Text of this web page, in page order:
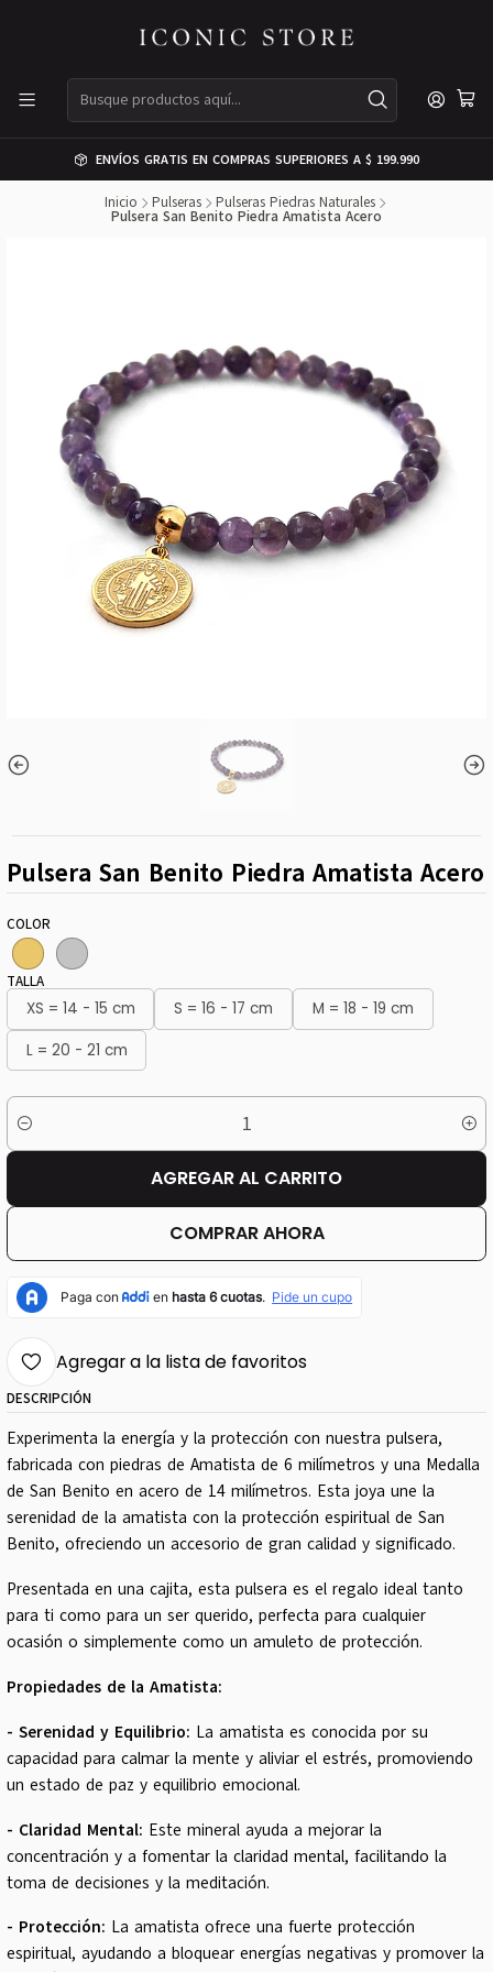
ENVÍOS GRATIS EN COMPRAS SUPERIORES A $ 199.990
Inicio Pulseras Pulseras Piedras Naturales
Pulsera San Benito Piedra Amatista Acero
Pulsera San Benito Piedra Amatista Acero
COLOR
TALLA
XS = 14 - 15 cm S = 16 - 17 cm
M = 18 - 19 cm
L = 20 - 21 cm
Cantidad
AGREGAR AL CARRITO
COMPRAR AHORA
Agregar a la lista de favoritos
DESCRIPCIÓN
Experimenta la energía y la protección con nuestra pulsera,
fabricada con piedras de Amatista de 6 milímetros y una Medalla
de San Benito en acero de 14 milímetros. Esta joya une la
serenidad de la amatista con la protección espiritual de San
Benito, ofreciendo un accesorio de gran calidad y significado.
Presentada en una cajita, esta pulsera es el regalo ideal tanto
para ti como para un ser querido, perfecta para cualquier
ocasión o simplemente como un amuleto de protección.
Propiedades de la Amatista:
- Serenidad y Equilibrio: La amatista es conocida por su
capacidad para calmar la mente y aliviar el estrés, promoviendo
un estado de paz y equilibrio emocional.
- Claridad Mental: Este mineral ayuda a mejorar la
concentración y a fomentar la claridad mental, facilitando la
toma de decisiones y la meditación.
- Protección: La amatista ofrece una fuerte protección
espiritual, ayudando a bloquear energías negativas y promover la